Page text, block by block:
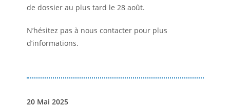
de dossier au plus tard le 28 août.
N’hésitez pas à nous contacter pour plus
d’informations.
20 Mai 2025